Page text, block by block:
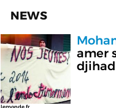
NEWS
lemonde.fr
amer